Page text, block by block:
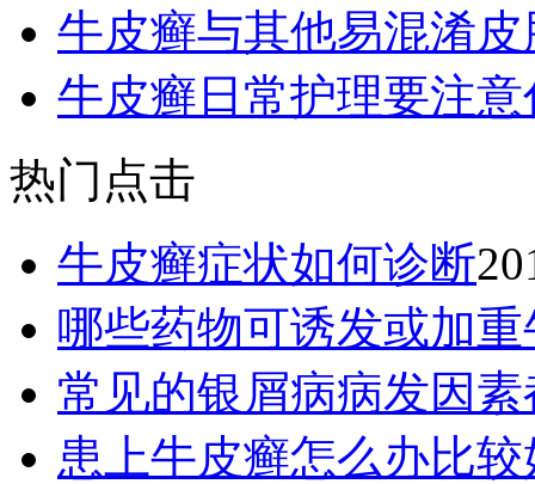
牛皮癣与其他易混淆
牛皮癣日常护理要注意
热门点击
牛皮癣症状如何诊断
哪些药物可诱发或加
常见的银屑病病发因
患上牛皮癣怎么办比较